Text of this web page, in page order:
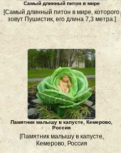
Самый длинный питон в мире
[Самый длинный питон в мире, которого
зовут Пушистик, его длина 7,3 метра.]
Памятник малышу в капусте, Кемерово,
Россия
[Памятник малышу в капусте,
Кемерово, Россия